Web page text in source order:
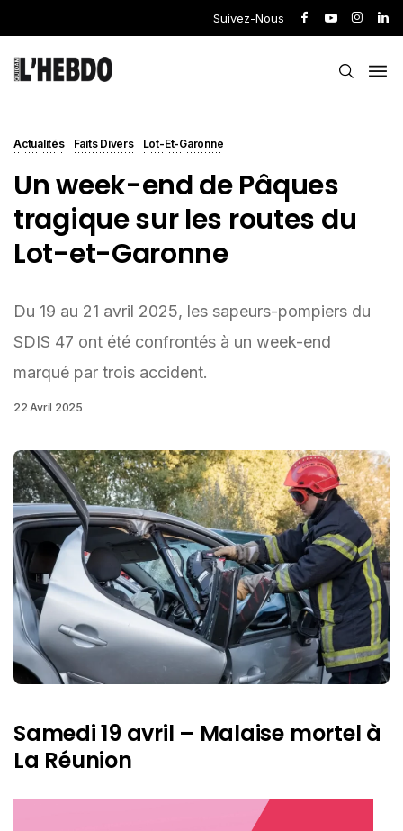
Suivez-Nous
Actualités Faits Divers Lot-Et-Garonne
Un week-end de Pâques
tragique sur les routes du
Lot-et-Garonne
Du 19 au 21 avril 2025, les sapeurs-pompiers du
SDIS 47 ont été confrontés à un week-end
marqué par trois accident.
22 Avril 2025
Samedi 19 avril – Malaise mortel à
La Réunion